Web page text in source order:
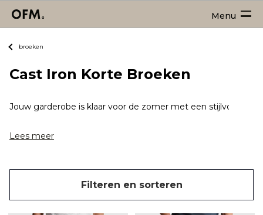
Menu
broeken
Cast Iron Korte Broeken
Jouw garderobe is klaar voor de zomer met een stijlvolle
Lees meer
Filteren en sorteren